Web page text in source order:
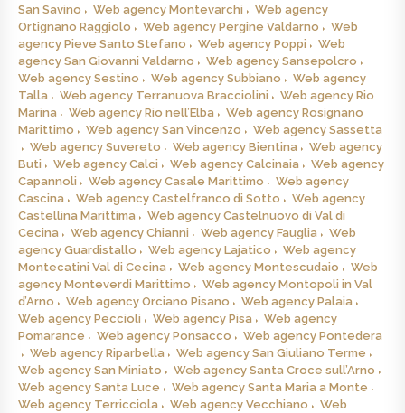
San Savino
Web agency Montevarchi
Web agency
Ortignano Raggiolo
Web agency Pergine Valdarno
Web
agency Pieve Santo Stefano
Web agency Poppi
Web
agency San Giovanni Valdarno
Web agency Sansepolcro
Web agency Sestino
Web agency Subbiano
Web agency
Talla
Web agency Terranuova Bracciolini
Web agency Rio
Marina
Web agency Rio nell’Elba
Web agency Rosignano
Marittimo
Web agency San Vincenzo
Web agency Sassetta
Web agency Suvereto
Web agency Bientina
Web agency
Buti
Web agency Calci Web agency Calcinaia
Web agency
Capannoli
Web agency Casale Marittimo
Web agency
Cascina
Web agency Castelfranco di Sotto
Web agency
Castellina Marittima
Web agency Castelnuovo di Val di
Cecina
Web agency Chianni Web agency Fauglia
Web
agency Guardistallo
Web agency Lajatico
Web agency
Montecatini Val di Cecina
Web agency Montescudaio
Web
agency Monteverdi Marittimo
Web agency Montopoli in Val
d’Arno
Web agency Orciano Pisano
Web agency Palaia
Web agency Peccioli
Web agency Pisa
Web agency
Pomarance
Web agency Ponsacco
Web agency Pontedera
Web agency Riparbella
Web agency San Giuliano Terme
Web agency San Miniato
Web agency Santa Croce sull’Arno
Web agency Santa Luce
Web agency Santa Maria a Monte
Web agency Terricciola
Web agency Vecchiano
Web